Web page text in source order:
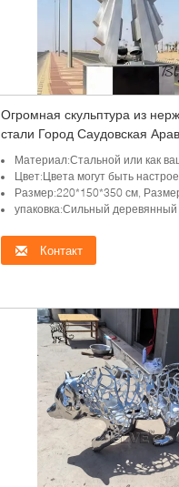
Огромная скульптура из
стали Город Саудовская
Будущее здание города
статуя гиганта На открытом
Большая
Материал:Стальной или как
Цвет:Цвета могут быть
Размер:220*150*350 см, Размер
упаковка:Сильный
Контакт